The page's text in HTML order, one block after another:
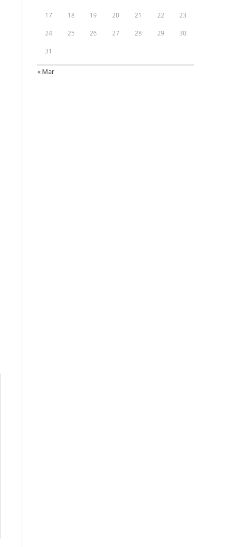
17 18 19 20 21 22 23
24 25 26 27 28 29 30
31
« Mar